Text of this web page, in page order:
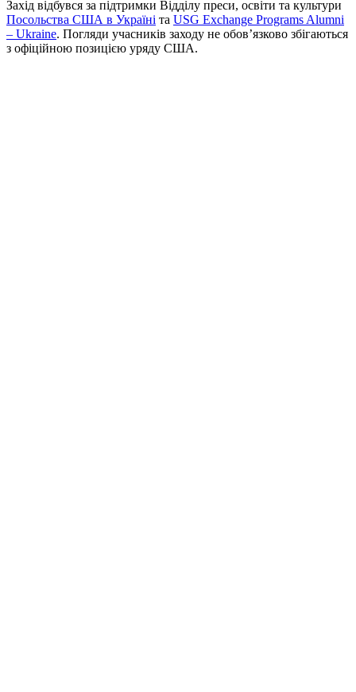
Захід відбувся за підтримки Відділу преси, освіти та культури
Посольства США в Україні та USG Exchange Programs Alumni
– Ukraine. Погляди учасників заходу не обов’язково збігаються
з офіційною позицією уряду США.